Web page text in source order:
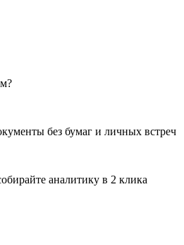
без бумаг и личных встреч
аналитику в 2 клика